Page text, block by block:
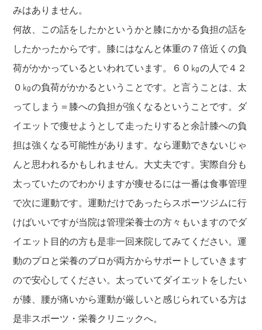
みはありません。
何故、この話をしたかというかと膝にかかる負担の話を
したかったからです。膝にはなんと体重の７倍近くの負
荷がかかっているといわれています。６０㎏の人で４２
０㎏の負荷がかかるということです。と言うことは、太
ってしまう＝膝への負担が強くなるということです。ダ
イエットで痩せようとして走ったりすると余計膝への負
担は強くなる可能性があります。なら運動できないじゃ
んと思われるかもしれません。大丈夫です。実際自分も
太っていたのでわかりますが痩せるには一番は食事管理
で次に運動です。運動だけであったらスポーツジムに行
けばいいですが当院は管理栄養士の方々もいますのでダ
イエット目的の方も是非一回来院してみてください。運
動のプロと栄養のプロが両方からサポートしていきます
ので安心してください。太っていてダイエットをしたい
が膝、腰が痛いから運動が厳しいと感じられている方は
是非スポーツ・栄養クリニックへ。